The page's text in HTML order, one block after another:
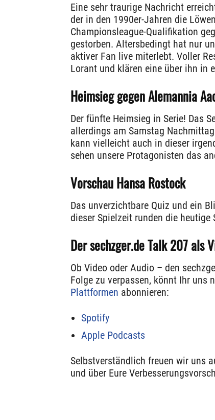
Eine sehr traurige Nachricht
der in den 1990er-Jahren die
Championsleague-Qualifikation
gestorben. Altersbedingt hat nur
aktiver Fan live miterlebt. Voller
Lorant und klären eine über ihn in
Heimsieg gegen Alemannia
Der fünfte Heimsieg in Serie! Das
allerdings am Samstag
kann vielleicht auch in dieser
sehen unsere Protagonisten das
Vorschau Hansa Rostock
Das unverzichtbare Quiz und ein
dieser Spielzeit runden die heutige
Der sechzger.de Talk 207als
Ob Video oder Audio – den
Folge zu verpassen, könnt Ihr uns
Plattformen abonnieren:
Spotify
Apple Podcasts
Selbstverständlich freuen wir uns
und über Eure